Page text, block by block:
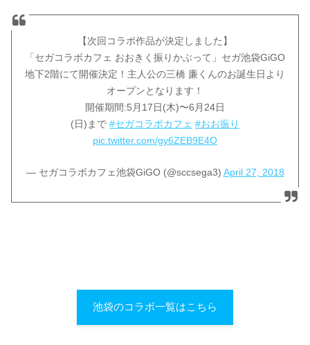
【次回コラボ作品が決定しました】
「セガコラボカフェ おおきく振りかぶって」セガ池袋GiGO
地下2階にて開催決定！主人公の三橋 廉くんのお誕生日より
オープンとなります！
開催期間:5月17日(木)〜6月24日
(日)まで #セガコラボカフェ #おお振り
pic.twitter.com/gy6ZEB9E4O
— セガコラボカフェ池袋GiGO (@sccsega3) April 27, 2018
池袋のコラボ一覧はこちら